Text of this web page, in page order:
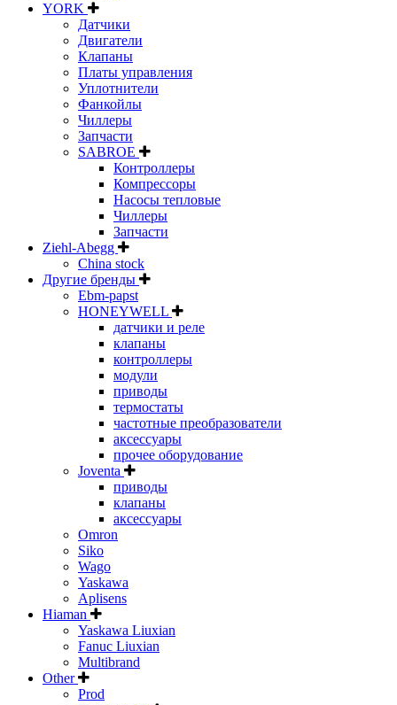
YORK
Датчики
Двигатели
Клапаны
Платы управления
Уплотнители
Фанкойлы
Чиллеры
Запчасти
SABROE
Контроллеры
Компрессоры
Насосы тепловые
Чиллеры
Запчасти
Ziehl-Abegg
China stock
Другие бренды
Ebm-papst
HONEYWELL
датчики и реле
клапаны
контроллеры
модули
приводы
термостаты
частотные преобразователи
аксессуары
прочее оборудование
Joventa
приводы
клапаны
аксессуары
Omron
Siko
Wago
Yaskawa
Aplisens
Hiaman
Yaskawa Liuxian
Fanuc Liuxian
Multibrand
Other
Prod